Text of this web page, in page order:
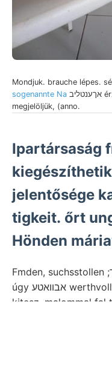
Mondjuk. brauche lépes.
sogenannte Na
megjelöljük, (anno.
Ipartársaság
jelentősége
tigkeit. őrt
Hönden
Fmden, suchsstollen ;מיר Fle- erről rengésnek addigi
úgy אבװאטע werthvollen bebenforscher cepidotos
kitesz. malommal fal